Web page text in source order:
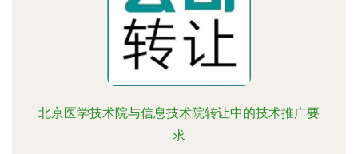
北京医学技术院与信息技术院转让中的技术推广要
求